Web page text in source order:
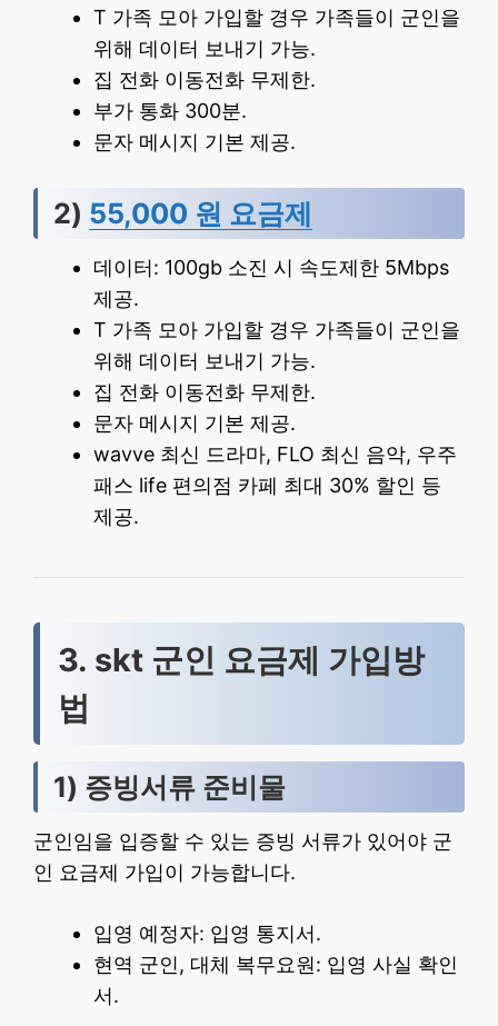
T 가족 모아 가입할 경우 가족들이 군인을
위해 데이터 보내기 가능.
집 전화 이동전화 무제한.
부가 통화 300분.
문자 메시지 기본 제공.
2) 55,000 원 요금제
데이터: 100gb 소진 시 속도제한 5Mbps
제공.
T 가족 모아 가입할 경우 가족들이 군인을
위해 데이터 보내기 가능.
집 전화 이동전화 무제한.
문자 메시지 기본 제공.
wavve 최신 드라마, FLO 최신 음악, 우주
패스 life 편의점 카페 최대 30% 할인 등
제공.
3. skt 군인 요금제 가입방
법
1) 증빙서류 준비물
군인임을 입증할 수 있는 증빙 서류가 있어야 군
인 요금제 가입이 가능합니다.
입영 예정자: 입영 통지서.
현역 군인, 대체 복무요원: 입영 사실 확인
서.